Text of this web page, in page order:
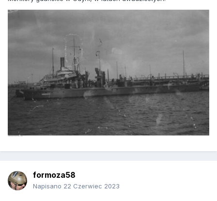
formoza58
Napisano 22 Czerwiec 2023